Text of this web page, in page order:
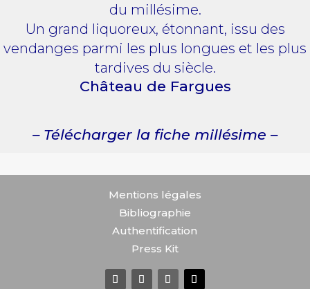
du millésime.
Un grand liquoreux, étonnant, issu des
vendanges parmi les plus longues et les plus
tardives du siècle.
Château de Fargues
– Télécharger la fiche millésime –
Mentions légales
Bibliographie
Authentification
Press Kit